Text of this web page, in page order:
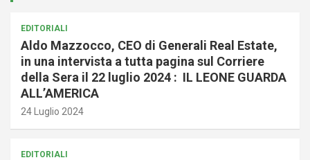
EDITORIALI
Aldo Mazzocco, CEO di Generali Real Estate,
in una intervista a tutta pagina sul Corriere
della Sera il 22 luglio 2024 : IL LEONE GUARDA
ALL’AMERICA
24 Luglio 2024
EDITORIALI